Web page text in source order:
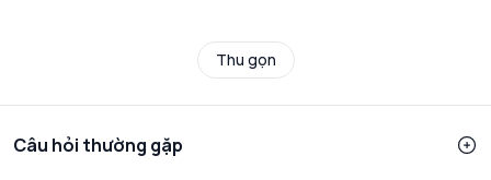
Thu gọn
Câu hỏi thường gặp